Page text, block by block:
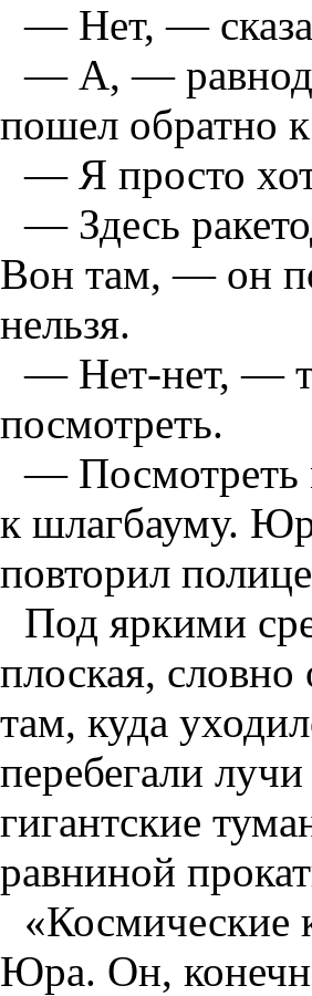
— Нет, —
— А, —
пошел обратно
— Я просто
— Здесь
Вон там, — он
нельзя.
— Нет-нет, —
посмотреть.
— Посмотреть
к шлагбауму.
повторил
Под яркими
плоская,
там, куда
перебегали
гигантские
равниной
«Космические
Юра. Он,